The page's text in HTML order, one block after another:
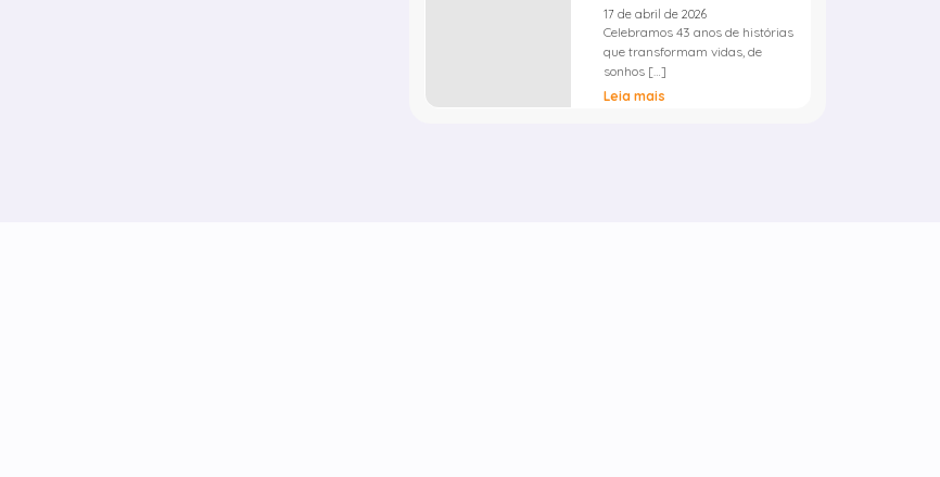
17 de abril de 2026
Celebramos 43 anos de histórias
que transformam vidas, de
sonhos […]
Leia mais